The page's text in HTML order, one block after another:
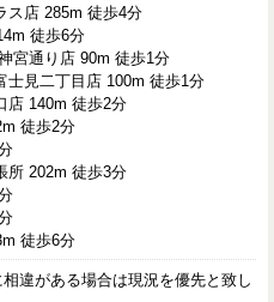
ス店 285m 徒歩4分
徒歩6分
宮通り店 90m 徒歩1分
士見二丁目店 100m 徒歩1分
店 140m 徒歩2分
徒歩2分
所 202m 徒歩3分
徒歩6分
違がある場合は現況を優先と致し